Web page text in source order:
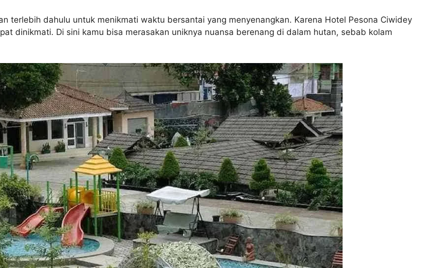
terlebih dahulu untuk menikmati waktu bersantai yang menyenangkan. Karena Hotel Pesona Ciwidey
dinikmati. Di sini kamu bisa merasakan uniknya nuansa berenang di dalam hutan, sebab kolam